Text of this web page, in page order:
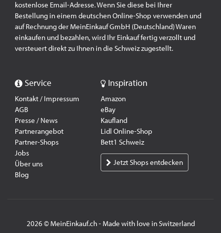
kostenlose Email-Adresse. Wenn Sie diese bei Ihrer
Bestellung in einem deutschen Online-Shop verwenden und
auf Rechnung der MeinEinkauf GmbH (Deutschland) Waren
einkaufen und bezahlen, wird Ihr Einkauf fertig verzollt und
versteuert direkt zu Ihnen in die Schweiz zugestellt.
Service
Kontakt / Impressum
AGB
Presse / News
Partnerangebot
Partner-Shops
Jobs
Über uns
Blog
Inspiration
Amazon
eBay
Kaufland
Lidl Online-Shop
Bett1 Schweiz
Jetzt Shops entdecken
2026 © MeinEinkauf.ch - Made with love in Switzerland